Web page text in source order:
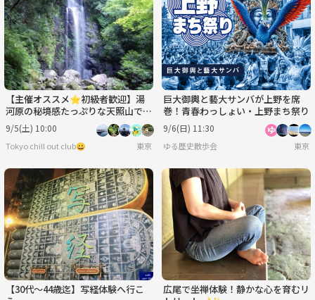
【主催オススメ⭐️初級者歓迎】湯
河原の秘境感たっぷりな天照山で滝
巡り＆森林浴ハイク🌳
9/5(土) 10:00
Tokyo chill out club😀 東京
巨大御輿と藝大サンバが上野を席
巻！青春わっしょい・上野まち祭り
9/6(日) 11:30
ゆる歴史散歩会 東京
【30代〜44歳迄】写経体験へ行こ
広尾で坐禅体験！静かな心を育むリ